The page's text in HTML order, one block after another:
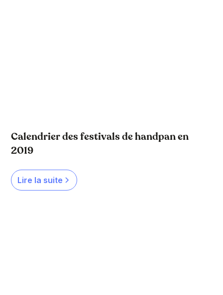
Calendrier des festivals de handpan en
2019
Lire la suite